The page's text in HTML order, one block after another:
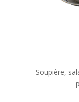
Soupière,